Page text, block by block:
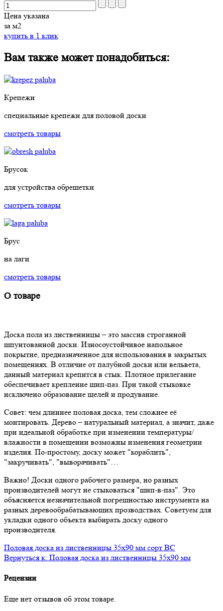
Цена указана
за м2
купить в 1 клик
Вам также может понадобиться:
Крепежи
специальные крепежи для половой доски
смотреть товары
Брусок
для устройства обрешетки
смотреть товары
Брус
на лаги
смотреть товары
О товаре
Доска пола из лиственницы – это массив строганной
шпунтованной доски. Износоустойчивое напольное
покрытие, предназначенное для использования в закрытых
помещениях. В отличие от палубной доски или вельвета,
данный материал крепится в стык. Плотное прилегание
обеспечивает крепление шип-паз. При такой стыковке
исключено образование щелей и продувание.
Совет: чем длиннее половая доска, тем сложнее её
монтировать. Дерево – натуральный материал, а значит, даже
при идеальной обработке при изменении температуры/
влажности в помещении возможны изменения геометрии
изделия. По-простому, доску может "кораблить",
"закручивать", "выворачивать"…
Важно! Доски одного рабочего размера, но разных
производителей могут не стыковаться "шип-в-паз". Это
объясняется незначительной погрешностью инструмента на
разных деревообрабатывающих прозводствах. Советуем для
укладки одного объекта выбирать доску одного
производителя.
Половая доска из лиственницы 35x90 мм сорт BC
Вернуться к: Половая доска из лиственницы 35x90 мм
Рецензии
Еще нет отзывов об этом товаре.